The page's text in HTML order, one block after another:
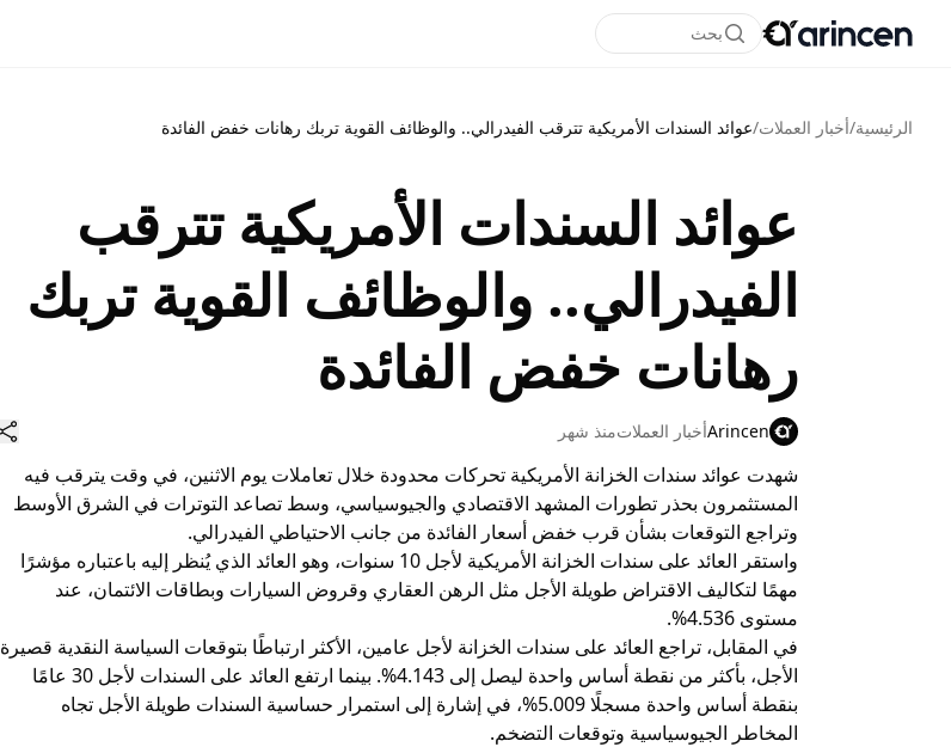
بحث
الرئيسية/أخبار العملات/عوائد السندات الأمريكية تترقب الفيدرالي.. والوظائف القوية تربك رهانات خفض الفائدة
عوائد السندات الأمريكية تترقب
الفيدرالي.. والوظائف القوية تربك
رهانات خفض الفائدة
Arincenأخبار العملاتمنذ شهر
شهدت عوائد سندات الخزانة الأمريكية تحركات محدودة خلال تعاملات يوم الاثنين، في وقت يترقب فيه
المستثمرون بحذر تطورات المشهد الاقتصادي والجيوسياسي، وسط تصاعد التوترات في الشرق الأوسط
وتراجع التوقعات بشأن قرب خفض أسعار الفائدة من جانب الاحتياطي الفيدرالي.
واستقر العائد على سندات الخزانة الأمريكية لأجل 10 سنوات، وهو العائد الذي يُنظر إليه باعتباره مؤشرًا
مهمًا لتكاليف الاقتراض طويلة الأجل مثل الرهن العقاري وقروض السيارات وبطاقات الائتمان، عند
مستوى 4.536%.
في المقابل، تراجع العائد على سندات الخزانة لأجل عامين، الأكثر ارتباطًا بتوقعات السياسة النقدية قصيرة
الأجل، بأكثر من نقطة أساس واحدة ليصل إلى 4.143%. بينما ارتفع العائد على السندات لأجل 30 عامًا
بنقطة أساس واحدة مسجلًا 5.009%، في إشارة إلى استمرار حساسية السندات طويلة الأجل تجاه
المخاطر الجيوسياسية وتوقعات التضخم.